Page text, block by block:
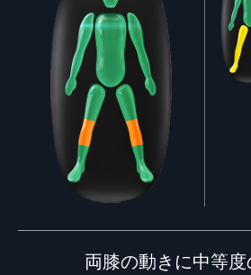
両膝の動きに中等度